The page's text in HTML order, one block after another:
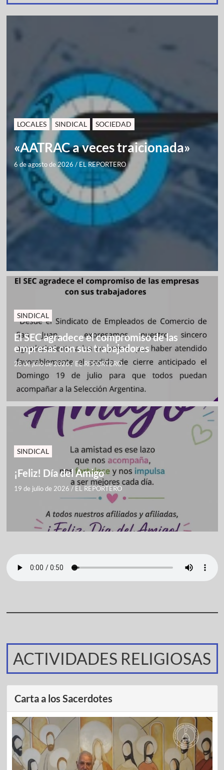
LOCALES SINDICAL SOCIEDAD
«AATRAC a veces traicionada»
6 de agosto de 2026 / EL REPORTERO
SINDICAL
El SEC agradece el compromiso de las
empresas con sus trabajadores
28 de julio de 2026/ EL REPORTERO
SINDICAL
¡Feliz! Día del Amigo
19 de julio de 2026 / EL REPORTERO
ACTIVIDADES RELIGIOSAS
Carta a los Sacerdotes